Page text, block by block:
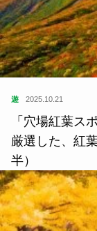
遊 2025.10.21
「穴場紅葉ス
厳選した、紅
半）